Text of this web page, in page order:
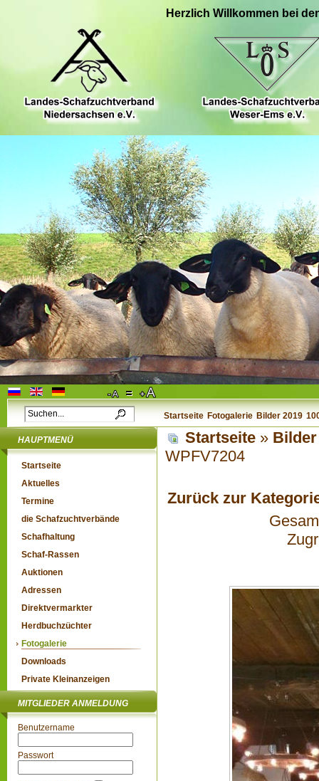
Herzlich Willkommen bei
Startseite Fotogalerie Bilder 2019
HAUPTMENÜ
Startseite
Aktuelles
Termine
die Schafzuchtverbände
Schafhaltung
Schaf-Rassen
Auktionen
Adressen
Direktvermarkter
Herdbuchzüchter
Fotogalerie
Downloads
Private Kleinanzeigen
MITGLIEDER ANMELDUNG
Benutzername
Passwort
Startseite » Bilder
WPFV7204
Zurück zur